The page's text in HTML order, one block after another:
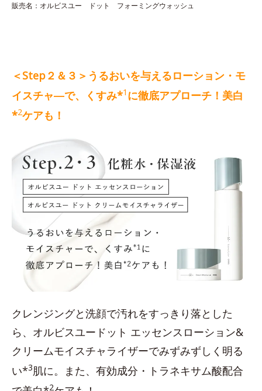
販売名：オルビスユー ドット フォーミングウォッシュ
＜Step２＆３＞うるおいを与えるローション・モ
イスチャ―で、くすみ*1 に徹底アプローチ！美白
*2ケアも！
クレンジングと洗顔で汚れをすっきり落とした
ら、オルビスユードット エッセンスローション&
クリームモイスチャライザーでみずみずしく明る
い*3肌に。また、有効成分・トラネキサム酸配合
2